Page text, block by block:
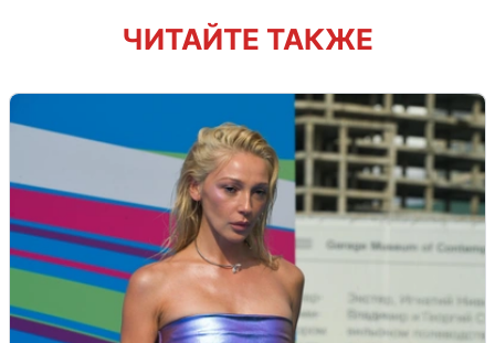
ЧИТАЙТЕ ТАКЖЕ